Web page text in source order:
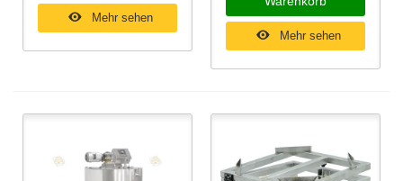
Mehr sehen
Mehr sehen